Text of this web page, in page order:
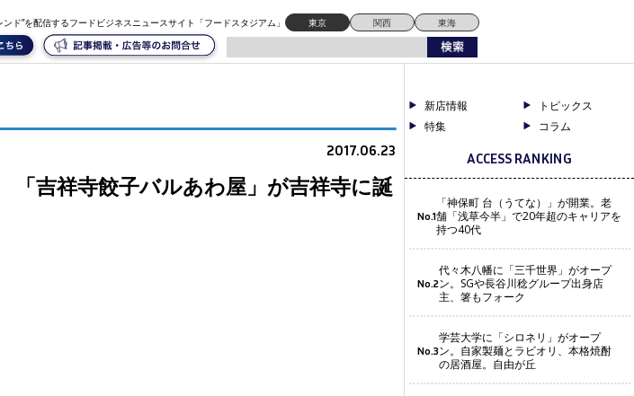
ド”を配信するフードビジネスニュースサイト「フードスタジアム」 東京 関西 東海
2017.06.23
吉祥寺餃子バルあわ屋」が吉祥寺に誕
新店情報
トピックス
特集
コラム
ACCESS RANKING
No.1
「神保町 台（うてな）」が開業。老
舗「浅草今半」で20年超のキャリアを
持つ40代
No.2
代々木八幡に「三千世界」がオープ
ン。SGや長谷川稔グループ出身店
主、箸もフォーク
No.3
学芸大学に「シロネリ」がオープ
ン。自家製麺とラビオリ、本格焼酎
の居酒屋。自由が丘